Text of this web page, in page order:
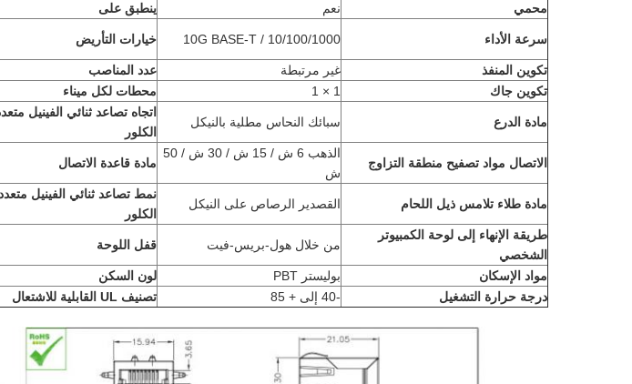
محمي
نعم ينطبق على
سرعة الأداء 10/100/1000 / 10G BASE-T خيارات التأريض
تكوين المنفذ
غير مرتبطة عدد المناصب
تكوين جاك
1 × 1 محطات لكل ميناء
مادة الدرع سبائك النحاس مطلية بالنيكل
اتجاه تصاعد ثنائي الفينيل
الكلور
الاتصال مواد تصفيح منطقة التزاوج
الذهب 6 ش / 15 ش / 30 ش / 50
ش
مادة قاعدة الاتصال
مادة طلاء تلامس ذيل اللحام القصدير الرصاص على النيكل
نمط تصاعد ثنائي الفينيل
الكلور
طريقة الإنهاء إلى لوحة الكمبيوتر
الشخصي
من خلال هول-بريس-فيت قفل اللوحة
مواد الإسكان بوليستر PBT لون السكن
درجة حرارة التشغيل
-40 إلى + 85 تصنيف UL القابلية للاشتعال